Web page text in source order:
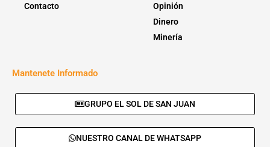
Contacto
Opinión
Dinero
Minería
Mantenete Informado
GRUPO EL SOL DE SAN JUAN
NUESTRO CANAL DE WHATSAPP